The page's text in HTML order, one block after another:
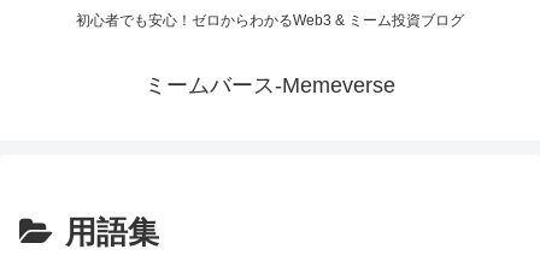
初心者でも安心！ゼロからわかるWeb3 & ミーム投資ブログ
ミームバース-Memeverse
用語集